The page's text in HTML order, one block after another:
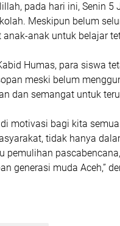
pada hari ini, Senin
Meskipun belum
anak-anak untuk belajar
Humas, para siswa
meski belum
dan semangat untuk
motivasi bagi kita
tidak hanya
pemulihan
generasi muda Aceh,”